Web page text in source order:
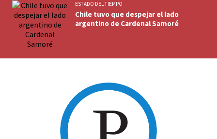
ESTADO DEL TIEMPO
Chile tuvo que despejar el lado
argentino de Cardenal Samoré